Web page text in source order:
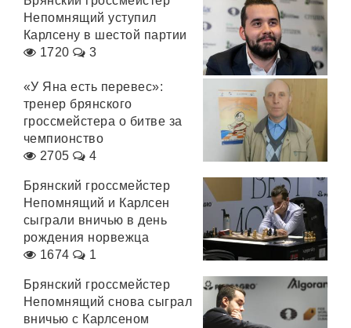
Непомнящий уступил
Карлсену в шестой партии
1720
3
«У Яна есть перевес»:
тренер брянского
гроссмейстера о битве за
чемпионство
2705
4
Брянский гроссмейстер
Непомнящий и Карлсен
сыграли вничью в день
рождения норвежца
1674
1
Брянский гроссмейстер
Непомнящий снова сыграл
вничью с Карлсеном